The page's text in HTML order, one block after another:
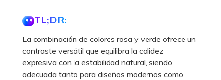
TL;DR:
La combinación de colores rosa y verde ofrece un
contraste versátil que equilibra la calidez
expresiva con la estabilidad natural, siendo
adecuada tanto para diseños modernos como